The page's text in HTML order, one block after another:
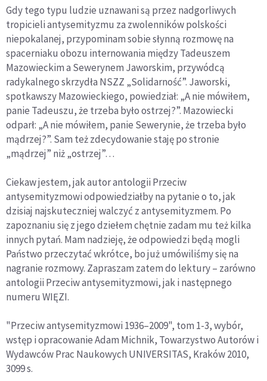
Gdy tego typu ludzie uznawani są przez nadgorliwych
tropicieli antysemityzmu za zwolenników polskości
niepokalanej, przypominam sobie słynną rozmowę na
spacerniaku obozu internowania między Tadeuszem
Mazowieckim a Sewerynem Jaworskim, przywódcą
radykalnego skrzydła NSZZ „Solidarność”. Jaworski,
spotkawszy Mazowieckiego, powiedział: „A nie mówiłem,
panie Tadeuszu, że trzeba było ostrzej?”. Mazowiecki
odparł: „A nie mówiłem, panie Sewerynie, że trzeba było
mądrzej?”. Sam też zdecydowanie staję po stronie
„mądrzej” niż „ostrzej”…
Ciekaw jestem, jak autor antologii Przeciw
antysemityzmowi odpowiedziałby na pytanie o to, jak
dzisiaj najskuteczniej walczyć z antysemityzmem. Po
zapoznaniu się z jego dziełem chętnie zadam mu też kilka
innych pytań. Mam nadzieję, że odpowiedzi będą mogli
Państwo przeczytać wkrótce, bo już umówiliśmy się na
nagranie rozmowy. Zapraszam zatem do lektury – zarówno
antologii Przeciw antysemityzmowi, jak i następnego
numeru WIĘZI.
"Przeciw antysemityzmowi 1936–2009", tom 1-3, wybór,
wstęp i opracowanie Adam Michnik, Towarzystwo Autorów i
Wydawców Prac Naukowych UNIVERSITAS, Kraków 2010,
3099 s.